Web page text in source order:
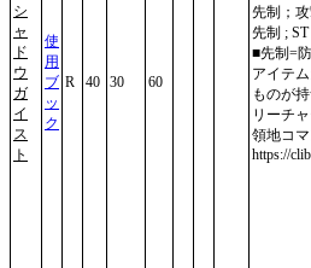
シ
ャ
ド
ウ
ガ
イ
ス
ト
使
用
ブ
ッ
ク
R 40 30 60
先制；
先制 ;
■先制=
アイテ
ものが
リーチ
領地コ
https://